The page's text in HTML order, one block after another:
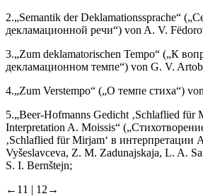
2.„Semantik der Deklamationssprache“
декламационной речи“) von A. V.
3.„Zum deklamatorischen Tempo“ („К
декламационном темпе“) von G. V.
4.„Zum Verstempo“ („О темпе стиха“)
5.„Beer-Hofmanns Gedicht ‚Schlaflied für
Interpretation A. Moissis“
‚Schlaflied für Mirjam‘ в интерпретации
Vyšeslavceva, Z. M. Zadunajskaja, L. A.
S. I. Bernštejn;
←11 | 12→